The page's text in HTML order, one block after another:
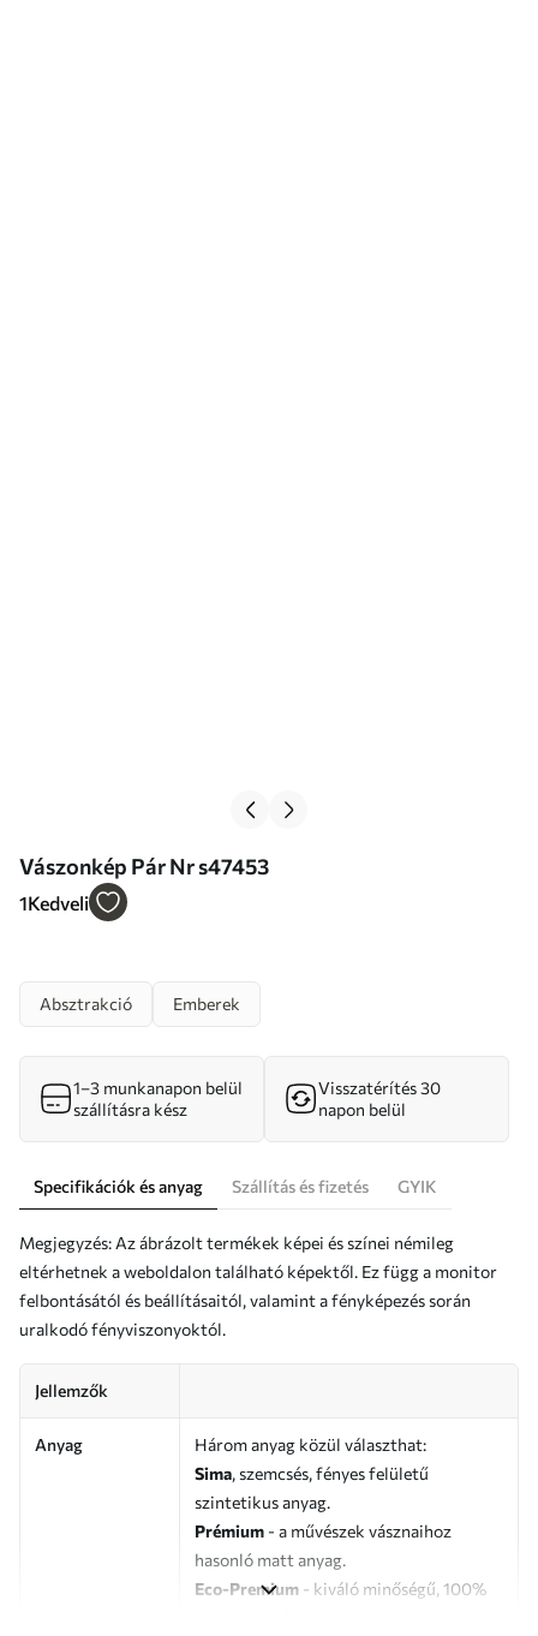
Vászonkép Pár Nr s47453
1Kedveli
Absztrakció Emberek
1–3 munkanapon belül
szállításra kész
Visszatérítés 30
napon belül
Specifikációk és anyag Szállítás és fizetés GYIK
Megjegyzés: Az ábrázolt termékek képei és színei némileg
eltérhetnek a weboldalon található képektől. Ez függ a monitor
felbontásától és beállításaitól, valamint a fényképezés során
uralkodó fényviszonyoktól.
Jellemzők
Anyag
Három anyag közül választhat:
Sima, szemcsés, fényes felületű
szintetikus anyag.
Prémium - a művészek vásznaihoz
hasonló matt anyag.
Eco-Premium - kiváló minőségű, 100%